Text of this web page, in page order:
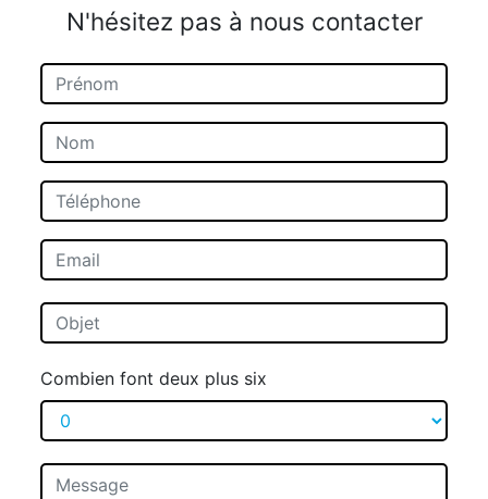
N'hésitez pas à nous contacter
Combien font deux plus six